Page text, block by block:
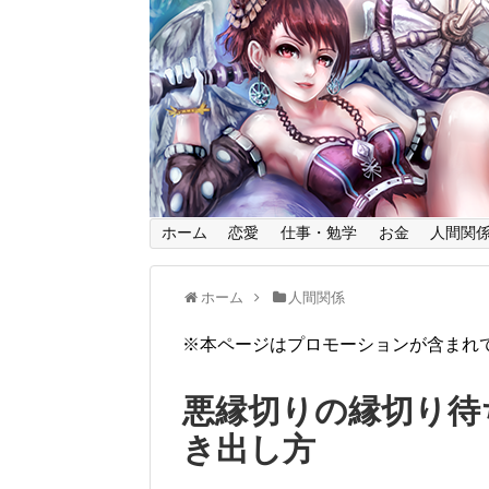
ホーム 恋愛 仕事・勉学 お金 人間関
ホーム 人間関係
※本ページはプロモーションが含まれ
悪縁切りの縁切り
き出し方